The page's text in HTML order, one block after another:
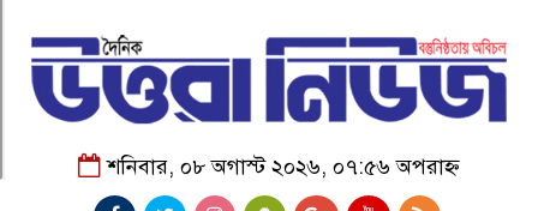
শনিবার, ০৮ অগাস্ট ২০২৬, ০৭:৫৬ অপরাহ্ন